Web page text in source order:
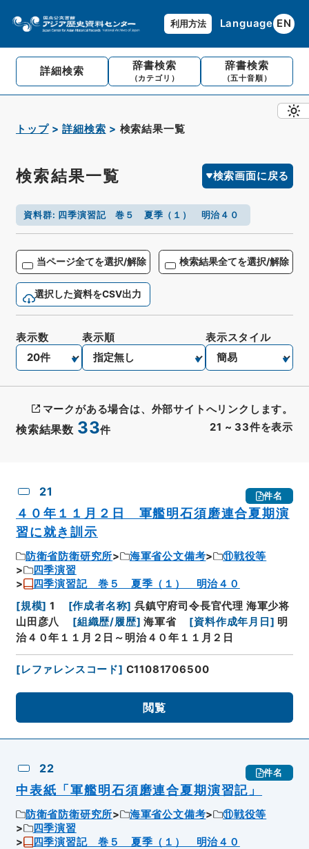
利用方法 Language EN
詳細検索 辞書検索
（カテゴリ）
辞書検索
（五十音順）
トップ 詳細検索 検索結果一覧
検索結果一覧 検索画面に戻る
資料群: 四季演習記 巻５ 夏季（１） 明治４０
当ページ全てを選択/解除 検索結果全てを選択/解除
選択した資料をCSV出力
検索結果数 33件 21 ~ 33件を表示
表示数 表示順 表示スタイル
マークがある場合は、外部サイトへリンクします。
21 件名
４０年１１月２日 軍艦明石須磨連合夏期演
習に就き訓示
防衛省防衛研究所 海軍省公文備考
⑪戦役等
四季演習
四季演習記 巻５ 夏季（１） 明治４０
[規模] 1 [作成者名称] 呉鎮守府司令長官代理 海軍少将
山田彦八
[組織歴/履歴] 海軍省 [資料作成年月日 ] 明
治４０年１１月２日～明治４０年１１月２日
[レファレンスコード] C11081706500
閲覧
22 件名
中表紙「軍艦明石須磨連合夏期演習記」
防衛省防衛研究所 海軍省公文備考
⑪戦役等
四季演習
四季演習記 巻５ 夏季（１） 明治４０